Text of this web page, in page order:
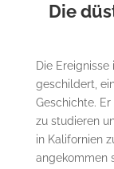
Die
Die
geschildert,
Geschichte.
zu studieren
in Kalifornien
angekommen